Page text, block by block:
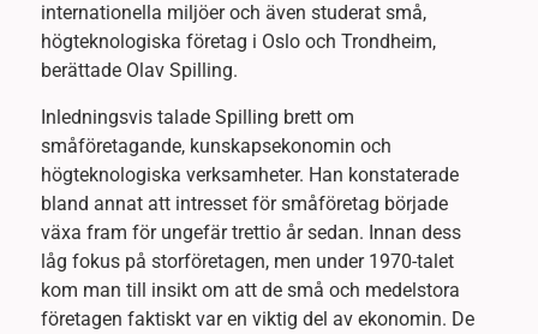
internationella miljöer och även studerat små,
högteknologiska företag i Oslo och Trondheim,
berättade Olav Spilling.
Inledningsvis talade Spilling brett om
småföretagande, kunskapsekonomin och
högteknologiska verksamheter. Han konstaterade
bland annat att intresset för småföretag började
växa fram för ungefär trettio år sedan. Innan dess
låg fokus på storföretagen, men under 1970-talet
kom man till insikt om att de små och medelstora
företagen faktiskt var en viktig del av ekonomin. De